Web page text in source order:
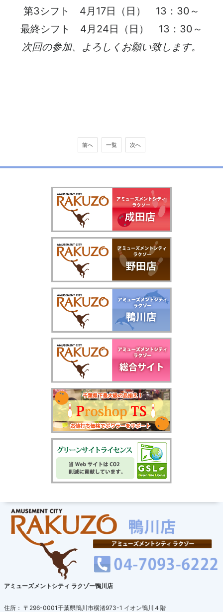
第3シフト 4月17日（日） 13：30～
最終シフト 4月24日（日） 13：30～
次回の参加、よろしくお願い致します。
前へ 一覧 次へ
アミューズメントシティ ラクゾー鴨川店
住所： 〒296-0001千葉県鴨川市横渚973-1 イオン鴨川４階